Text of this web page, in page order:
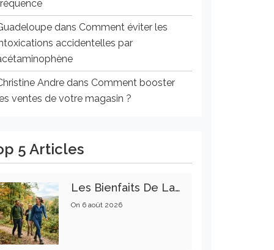
dans Comment éviter les
accidentelles par
Andre dans Comment booster
ventes de votre magasin ?
5 Articles
Les Bienfaits De La Marche Sur La Santé Physique Et Mentale
On 6 août 2026